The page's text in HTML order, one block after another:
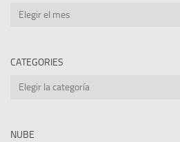
Arxius
CATEGORIES
Categories
NUBE